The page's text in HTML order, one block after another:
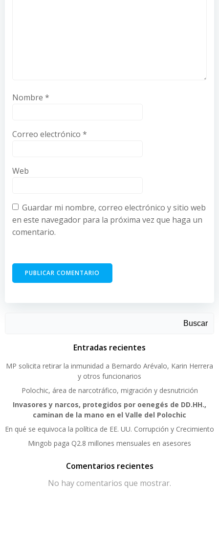
Nombre *
Correo electrónico *
Web
Guardar mi nombre, correo electrónico y sitio web
en este navegador para la próxima vez que haga un
comentario.
Buscar
Entradas recientes
MP solicita retirar la inmunidad a Bernardo Arévalo, Karin Herrera
y otros funcionarios
Polochic, área de narcotráfico, migración y desnutrición
Invasores y narcos, protegidos por oenegés de DD.HH.,
caminan de la mano en el Valle del Polochic
En qué se equivoca la política de EE. UU. Corrupción y Crecimiento
Mingob paga Q2.8 millones mensuales en asesores
Comentarios recientes
No hay comentarios que mostrar.